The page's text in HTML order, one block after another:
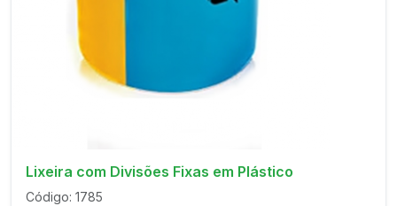
Lixeira com Divisões Fixas em Plástico
Código: 1785